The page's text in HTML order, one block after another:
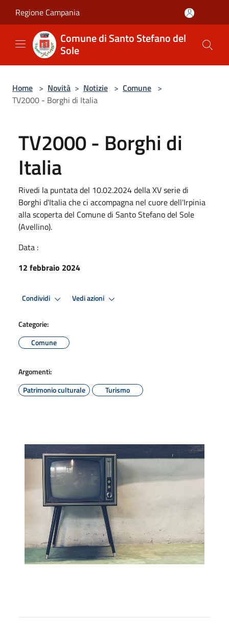
Regione Campania
Comune di Santo Stefano del
Sole
Home > Novità > Notizie > Comune >
TV2000 - Borghi di Italia
TV2000 - Borghi di
Italia
Rivedi la puntata del 10.02.2024 della XV serie di
Borghi d'Italia che ci accompagna nel cuore dell'Irpinia
alla scoperta del Comune di Santo Stefano del Sole
(Avellino).
Data :
12 febbraio 2024
Condividi Vedi azioni
Categorie:
Comune
Argomenti:
Patrimonio culturale
Turismo